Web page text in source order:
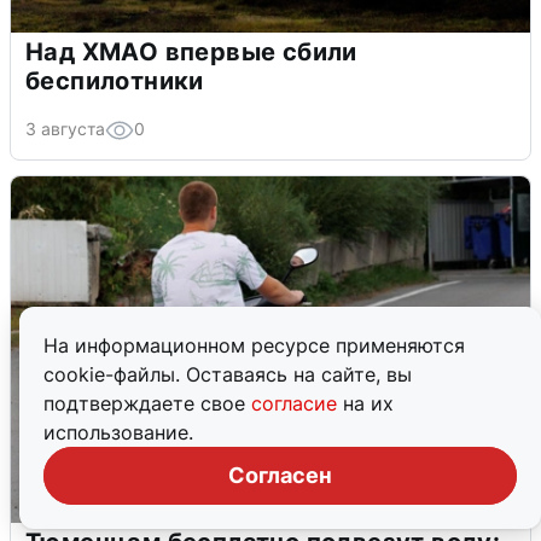
На информационном ресурсе применяются
cookie-файлы. Оставаясь на сайте, вы
подтверждаете свое согласие на их
использование.
Согласен
Над ХМАО впервые сбили
беспилотники
3 августа 0